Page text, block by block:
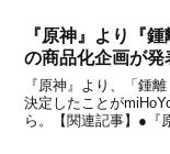
『原神』より『
の商品化企画が発
『原神』より、「鍾
決定したことが
ら。【関連記事】●『